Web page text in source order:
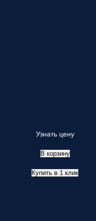
Узнать цену
В корзину
Купить в 1 клик